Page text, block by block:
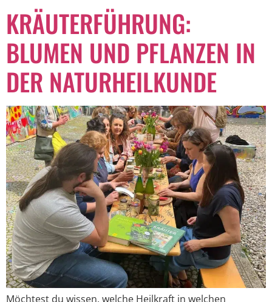
KRÄUTERFÜHRUNG:
BLUMEN UND PFLANZEN IN
DER NATURHEILKUNDE
Möchtest du wissen, welche Heilkraft in welchen